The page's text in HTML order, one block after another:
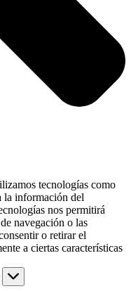
tecnologías como
la información del
nos permitirá
navegación o las
o retirar el
a ciertas características